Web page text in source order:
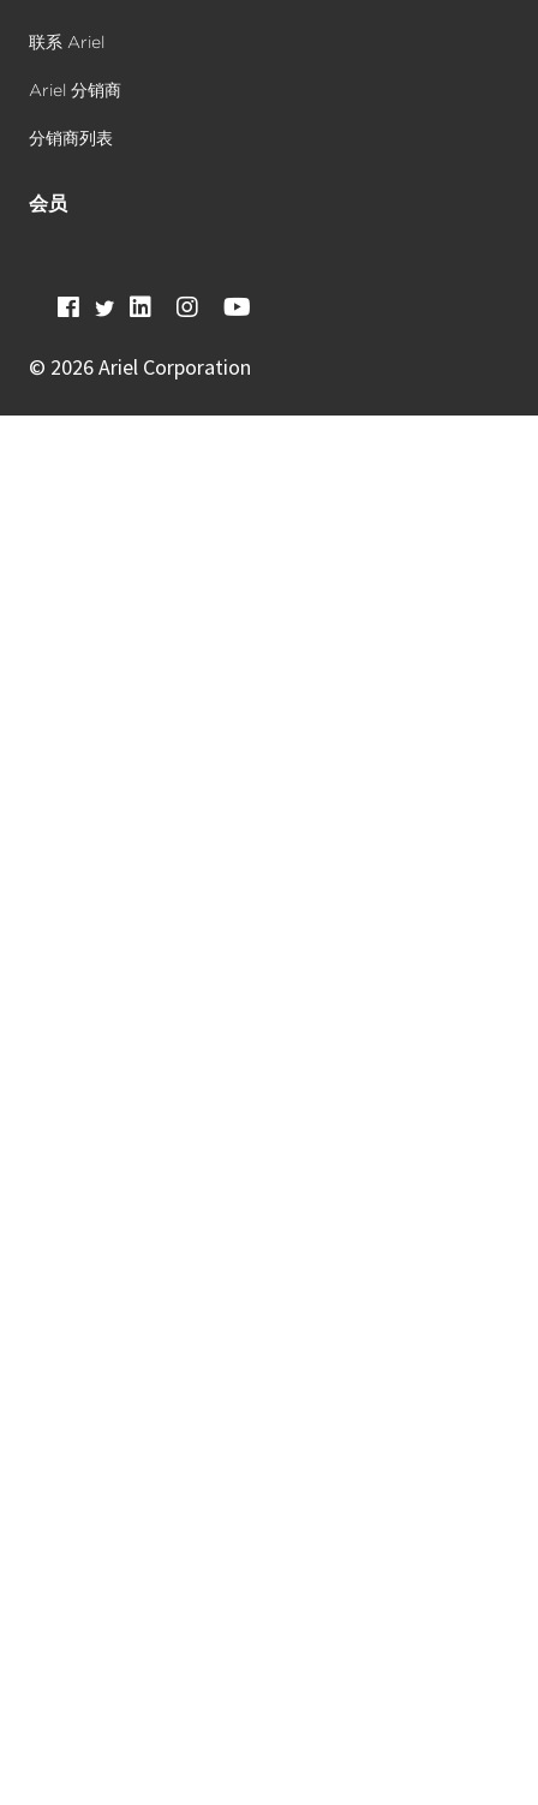
联系 Ariel
Ariel 分销商
分销商列表
会员
© 2026 Ariel Corporation